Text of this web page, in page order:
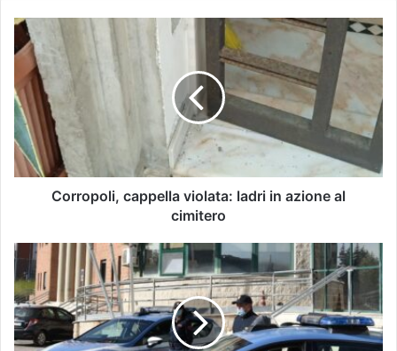
Corropoli, cappella violata: ladri in azione al
cimitero